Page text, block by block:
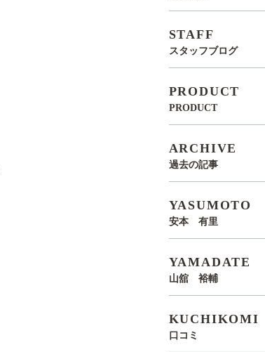
STAFF
スタッフブログ
PRODUCT
PRODUCT
ARCHIVE
過去の記事
YASUMOTO
安本 有里
YAMADATE
山舘 裕輔
KUCHIKOMI
口コミ